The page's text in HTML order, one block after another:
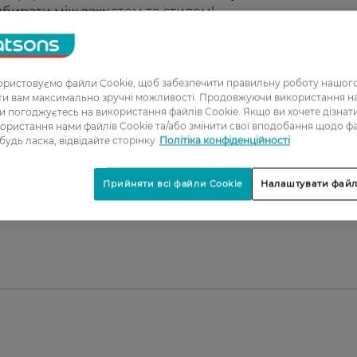
між захистом та стилем!
запобігає появі запаху;
більшої непомітності;
зручну посадку по фігурі і свободу рухів;
і широко використовувана в світі марка
є європейським стандартом якості і
файли Cookie, щоб забезпечити правильну роботу
вам максимально зручні можливості. Продовжуючи використання
погоджуєтесь на використання файлів Cookie. Якщо ви хочете
нами файлів Cookie та/або змінити свої вподобання щодо
ласка, відвідайте сторінку Політіка конфіденційності
Налаштувати
Прийняти всі файли Cookie